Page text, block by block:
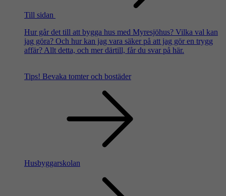
Till sidan
Hur går det till att bygga hus med Myresjöhus? Vilka val kan
jag göra? Och hur kan jag vara säker på att jag gör en trygg
affär? Allt detta, och mer därtill, får du svar på här.
Tips! Bevaka tomter och bostäder
Husbyggarskolan